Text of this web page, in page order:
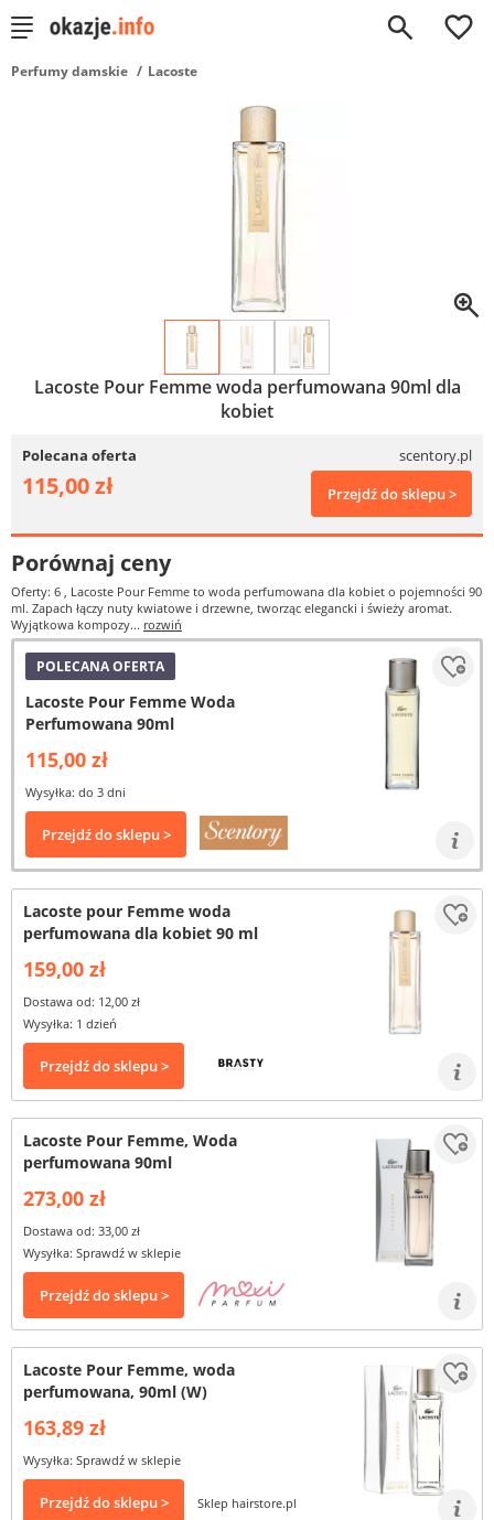
0
Perfumy damskie Lacoste
Lacoste Pour Femme woda perfumowana 90ml dla
kobiet
Polecana oferta scentory.pl
115,00 zł Przejdź do sklepu >
Porównaj ceny
Oferty: 6 , Lacoste Pour Femme to woda perfumowana dla kobiet o pojemności 90
ml. Zapach łączy nuty kwiatowe i drzewne, tworząc elegancki i świeży aromat.
Wyjątkowa kompozy... rozwiń
POLECANA OFERTA
Lacoste Pour Femme Woda
Perfumowana 90ml
115,00 zł
Wysyłka: do 3 dni
Przejdź do sklepu >
Lacoste pour Femme woda
perfumowana dla kobiet 90 ml
159,00 zł
Dostawa od: 12,00 zł
Wysyłka: 1 dzień
Przejdź do sklepu >
Lacoste Pour Femme, Woda
perfumowana 90ml
273,00 zł
Dostawa od: 33,00 zł
Wysyłka: Sprawdź w sklepie
Przejdź do sklepu >
Lacoste Pour Femme, woda
perfumowana, 90ml (W)
163,89 zł
Wysyłka: Sprawdź w sklepie
Przejdź do sklepu > Sklep hairstore.pl